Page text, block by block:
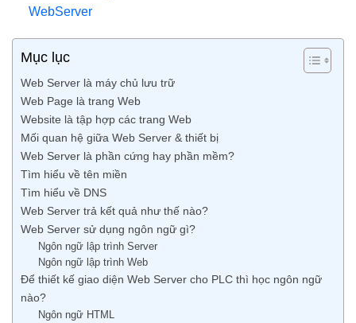
WebServer
Mục lục
Web Server là máy chủ lưu trữ
Web Page là trang Web
Website là tập hợp các trang Web
Mối quan hệ giữa Web Server & thiết bị
Web Server là phần cứng hay phần mềm?
Tìm hiểu về tên miền
Tìm hiểu về DNS
Web Server trả kết quả như thế nào?
Web Server sử dụng ngôn ngữ gì?
Ngôn ngữ lập trình Server
Ngôn ngữ lập trình Web
Để thiết kế giao diện Web Server cho PLC thì học ngôn ngữ
nào?
Ngôn ngữ HTML